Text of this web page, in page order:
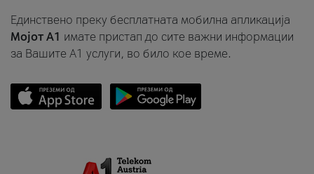
Единствено преку бесплатната мобилна апликација
Мојот A1 имате пристап до сите важни информации
за Вашите A1 услуги, во било кое време.